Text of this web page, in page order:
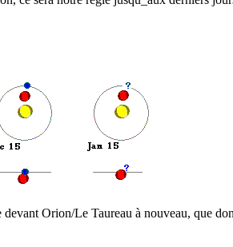
Orion/Le Taureau à nouveau, que